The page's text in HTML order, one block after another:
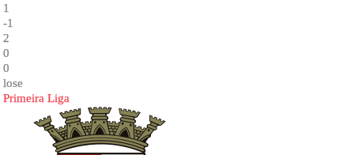
1
-1
2
0
0
lose
Primeira Liga